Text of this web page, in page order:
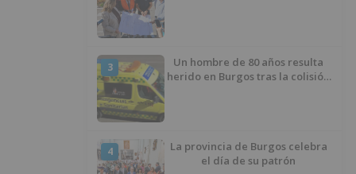
3
Un hombre de 80 años resulta
herido en Burgos tras la colisión
4
La provincia de Burgos celebra
el día de su patrón